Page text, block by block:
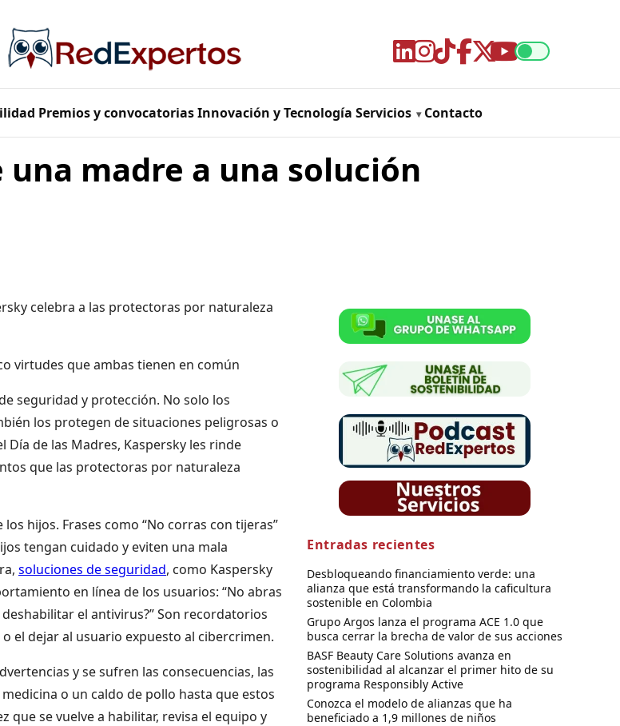
Premios y convocatorias Innovación y Tecnología Servicios Contacto
una madre a una solución
celebra a las protectoras por naturaleza
virtudes que ambas tienen en común
seguridad y protección. No solo los
los protegen de situaciones peligrosas o
Día de las Madres, Kaspersky les rinde
que las protectoras por naturaleza
hijos. Frases como “No corras con tijeras”
tengan cuidado y eviten una mala
soluciones de seguridad, como Kaspersky
en línea de los usuarios: “No abras
deshabilitar el antivirus?” Son recordatorios
el dejar al usuario expuesto al cibercrimen.
y se sufren las consecuencias, las
o un caldo de pollo hasta que estos
que se vuelve a habilitar, revisa el equipo y
Entradas recientes
Desbloqueando financiamiento verde: una
alianza que está transformando la caficultura
sostenible en Colombia
Grupo Argos lanza el programa ACE 1.0 que
busca cerrar la brecha de valor de sus acciones
BASF Beauty Care Solutions avanza en
sostenibilidad al alcanzar el primer hito de su
programa Responsibly Active
Conozca el modelo de alianzas que ha
beneficiado a 1,9 millones de niños